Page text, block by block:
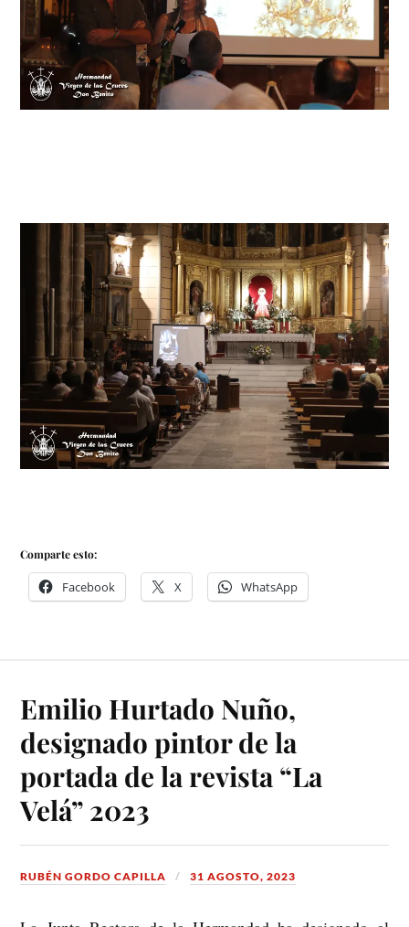
Comparte esto:
Facebook X WhatsApp
Emilio Hurtado Nuño,
designado pintor de la
portada de la revista “La
Velá” 2023
RUBÉN GORDO CAPILLA 31 AGOSTO, 2023